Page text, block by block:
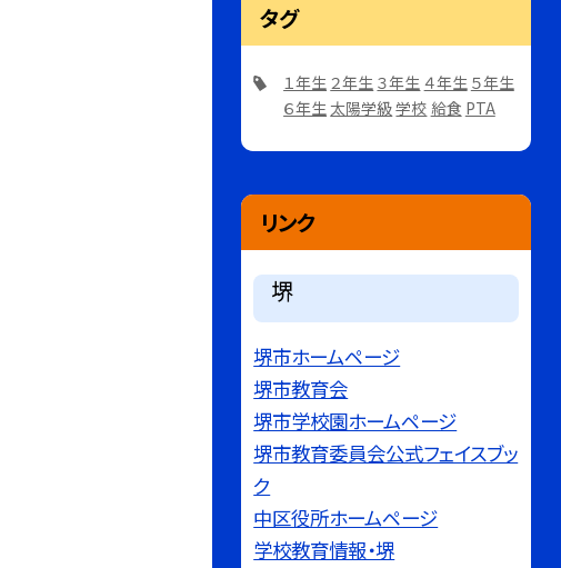
タグ
１年生 ２年生 ３年生 ４年生 ５年生
６年生 太陽学級学校 給食 PTA
リンク
堺
堺市ホームページ
堺市教育会
堺市学校園ホームページ
堺市教育委員会公式フェイスブッ
ク
中区役所ホームページ
学校教育情報・堺